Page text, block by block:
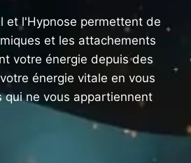
et l'Hypnose permettent de
et les attachements
votre énergie depuis des
énergie vitale en vous
qui ne vous appartiennent